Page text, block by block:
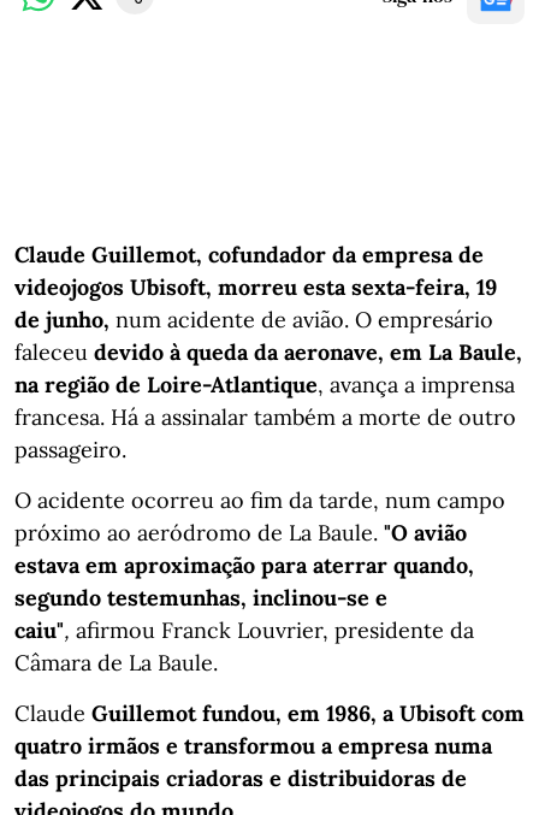
Claude Guillemot, cofundador da empresa de
videojogos Ubisoft, morreu esta sexta-feira, 19
de junho, num acidente de avião. O empresário
faleceu devido à queda da aeronave, em La Baule,
na região de Loire-Atlantique, avança a imprensa
francesa. Há a assinalar também a morte de outro
passageiro.
O acidente ocorreu ao fim da tarde, num campo
próximo ao aeródromo de La Baule. "O avião
estava em aproximação para aterrar quando,
segundo testemunhas, inclinou-se e
caiu", afirmou Franck Louvrier, presidente da
Câmara de La Baule.
Claude Guillemot fundou, em 1986, a Ubisoft com
quatro irmãos e transformou a empresa numa
das principais criadoras e distribuidoras de